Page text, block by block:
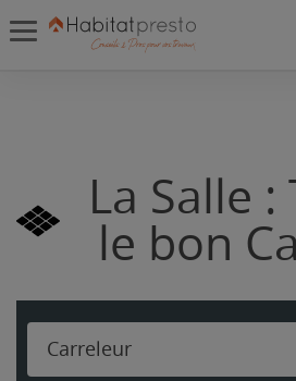
La Salle
le bon
Carreleur